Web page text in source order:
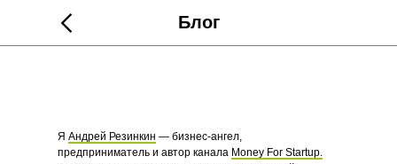
Блог
Я Андрей Резинкин — бизнес-ангел,
предприниматель и автор канала Money For Startup.